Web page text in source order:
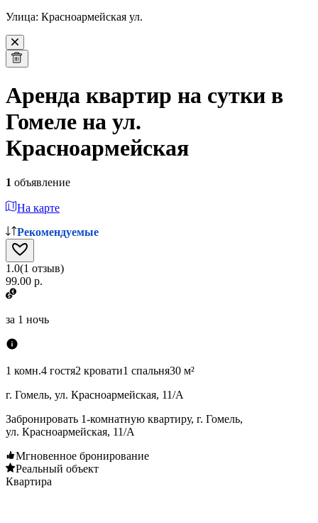
Улица: Красноармейская ул.
Аренда квартир на сутки в
Гомеле на ул.
Красноармейская
1 объявление
На карте
Рекомендуемые
1.0(1 отзыв)
99.00 р.
за 1 ночь
1 комн.4 гостя2 кровати1 спальня30 м²
г. Гомель, ул. Красноармейская, 11/А
Забронировать 1-комнатную квартиру, г. Гомель,
ул. Красноармейская, 11/А
Мгновенное бронирование
Реальный объект
Квартира